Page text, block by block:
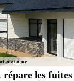
les fuites